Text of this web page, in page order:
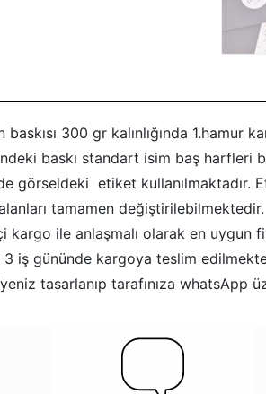
baskısı 300 gr kalınlığında
baskı standart isim baş harfleri
görseldeki etiket kullanılmaktadır.
tamamen değiştirilebilmektedir.
kargo ile anlaşmalı olarak en
iş gününde kargoya teslim
tasarlanıp tarafınıza whatsApp